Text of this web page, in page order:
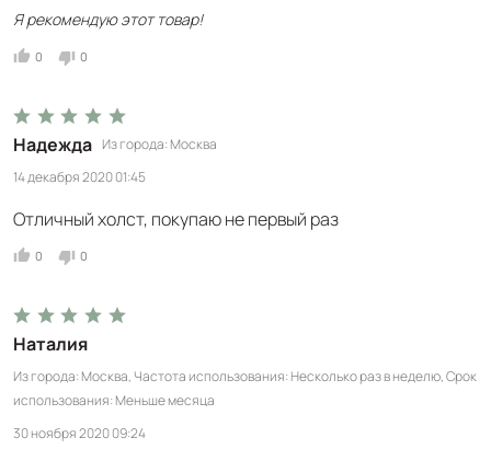
Я рекомендую этот товар!
0 0
Надежда Из города Москва
14 декабря 2020 01:45
Отличный холст, покупаю не первый раз
0 0
Наталия
Из города Москва Частота использования Несколько раз в неделю Срок
использования Меньше месяца
30 ноября 2020 09:24